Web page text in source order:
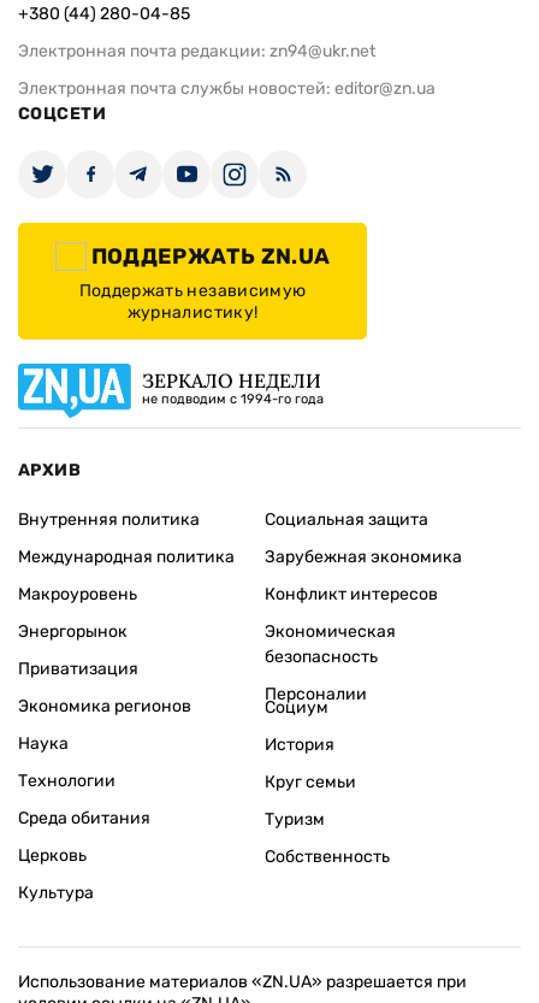
+380 (44) 280-04-85
Электронная почта редакции: zn94@ukr.net
Электронная почта службы новостей: editor@zn.ua
СОЦСЕТИ
ПОДДЕРЖАТЬ ZN.UA
Поддержать независимую
журналистику!
ЗЕРКАЛО НЕДЕЛИ
не подводим с 1994-го года
АРХИВ
Внутренняя политика
Международная политика
Макроуровень
Энергорынок
Приватизация
Экономика регионов
Социальная защита
Зарубежная экономика
Конфликт интересов
Экономическая
безопасность
Персоналии
Наука
Технологии
Среда обитания
Церковь
Культура
Социум
История
Круг семьи
Туризм
Собственность
Использование материалов «ZN.UA» разрешается при